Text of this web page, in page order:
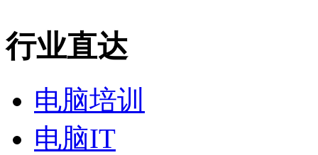
行业直达
电脑培训
电脑IT